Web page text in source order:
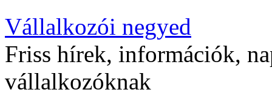
Vállalkozói negyed
Friss hírek, információk,
vállalkozóknak